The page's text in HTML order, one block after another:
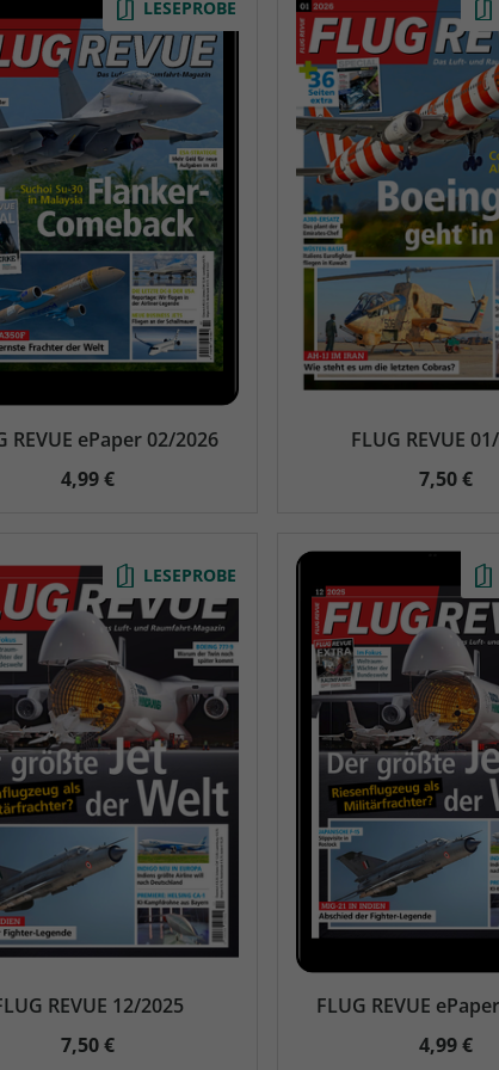
REVUE ePaper 02/2026
4,99 €
LESEPROBE
FLUG REVUE
7,50 €
REVUE 12/2025
7,50 €
LESEPROBE
FLUG REVUE
4,99 €